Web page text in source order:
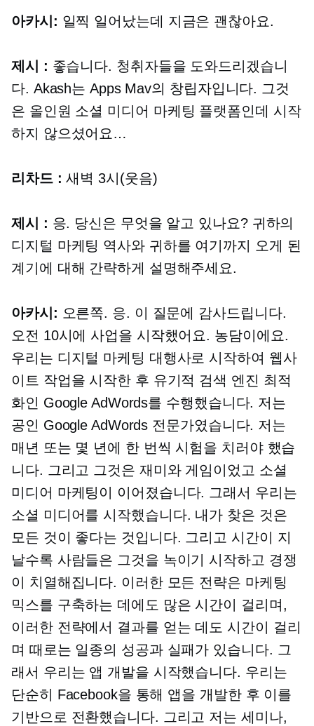
아카시: 일찍 일어났는데 지금은 괜찮아요.
제시 : 좋습니다. 청취자들을 도와드리겠습니
다. Akash는 Apps Mav의 창립자입니다. 그것
은 올인원 소셜 미디어 마케팅 플랫폼인데 시작
하지 않으셨어요…
리차드 : 새벽 3시(웃음)
제시 : 응. 당신은 무엇을 알고 있나요? 귀하의
디지털 마케팅 역사와 귀하를 여기까지 오게 된
계기에 대해 간략하게 설명해주세요.
아카시: 오른쪽. 응. 이 질문에 감사드립니다.
오전 10시에 사업을 시작했어요. 농담이에요.
우리는 디지털 마케팅 대행사로 시작하여 웹사
이트 작업을 시작한 후 유기적 검색 엔진 최적
화인 Google AdWords를 수행했습니다. 저는
공인 Google AdWords 전문가였습니다. 저는
매년 또는 몇 년에 한 번씩 시험을 치러야 했습
니다. 그리고 그것은 재미와 게임이었고 소셜
미디어 마케팅이 이어졌습니다. 그래서 우리는
소셜 미디어를 시작했습니다. 내가 찾은 것은
모든 것이 좋다는 것입니다. 그리고 시간이 지
날수록 사람들은 그것을 녹이기 시작하고 경쟁
이 치열해집니다. 이러한 모든 전략은 마케팅
믹스를 구축하는 데에도 많은 시간이 걸리며,
이러한 전략에서 결과를 얻는 데도 시간이 걸리
며 때로는 일종의 성공과 실패가 있습니다. 그
래서 우리는 앱 개발을 시작했습니다. 우리는
단순히 Facebook을 통해 앱을 개발한 후 이를
기반으로 전환했습니다. 그리고 저는 세미나,